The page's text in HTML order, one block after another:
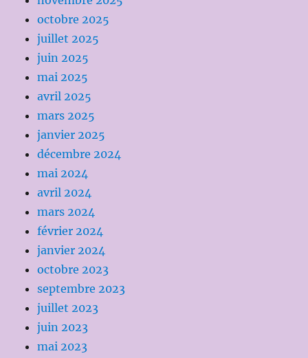
octobre 2025
juillet 2025
juin 2025
mai 2025
avril 2025
mars 2025
janvier 2025
décembre 2024
mai 2024
avril 2024
mars 2024
février 2024
janvier 2024
octobre 2023
septembre 2023
juillet 2023
juin 2023
mai 2023